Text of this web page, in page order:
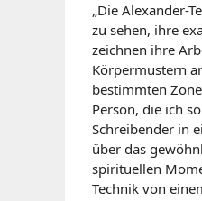
„Die Alexander-
zu sehen, ihre
zeichnen ihre
Körpermustern
bestimmten
Person, die ich
Schreibender in
über das
spirituellen
Technik von